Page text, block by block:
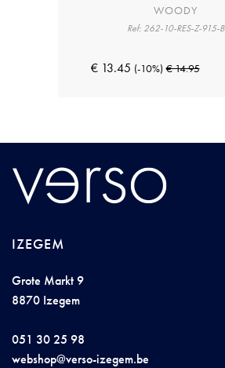
WOODY
Ref: 262-10-RES-Z-915-B
€ 13.45 (-10%) € 14.95
IZEGEM
Grote Markt 9
8870 Izegem
051 30 25 98
webshop@verso-izegem.be